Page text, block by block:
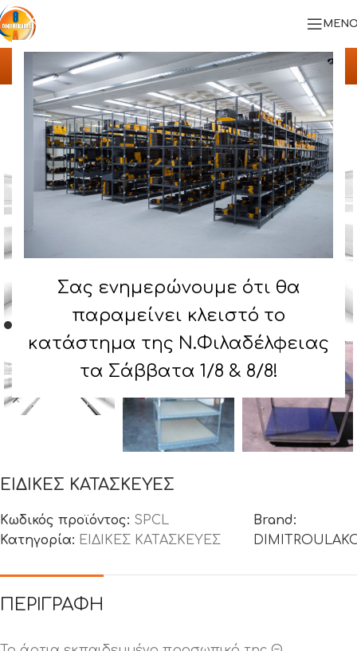
Σας ενημερώνουμε ότι θα
παραμείνει κλειστό το
κατάστημα της Ν.Φιλαδέλφειας
τα Σάββατα 1/8 & 8/8!
Αρχική σελίδα/ΠΡΟΪΟΝΤΑ/ΕΙΔΙΚΕΣ ΚΑΤΑΣΚΕΥΕΣ
ΕΙΔΙΚΕΣ ΚΑΤΑΣΚΕΥΕΣ
Κωδικός προϊόντος: SPCL
Κατηγορία: ΕΙΔΙΚΕΣ ΚΑΤΑΣΚΕΥΕΣ
Brand:
ΠΕΡΙΓΡΑΦΉ